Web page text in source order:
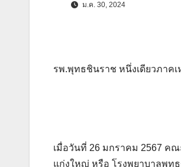
ม.ค. 30, 2024
รพ.พุทธชินราช หนึ่งเดียวภาค
เมื่อวันที่ 26 มกราคม 2567 ค
แก่งใหญ่ หรือ โรงพยาบาลพุท